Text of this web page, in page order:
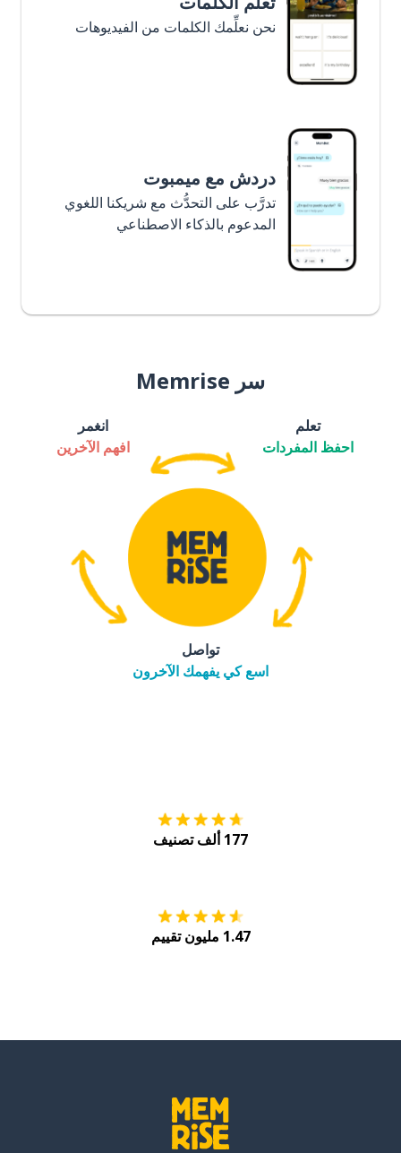
نحن نعلِّمك الكلمات من الفيديوهات
دردش مع ميمبوت
تدرَّب على التحدُّث مع شريكنا اللغوي
المدعوم بالذكاء الاصطناعي
سر Memrise
تعلم
احفظ المفردات
انغمر
افهم الآخرين
تواصل
اسع كي يفهمك الآخرون
177 ألف تصنيف
1.47 مليون تقييم